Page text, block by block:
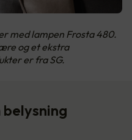
med lampen Frosta 480.
og et ekstra
er fra SG.
belysning